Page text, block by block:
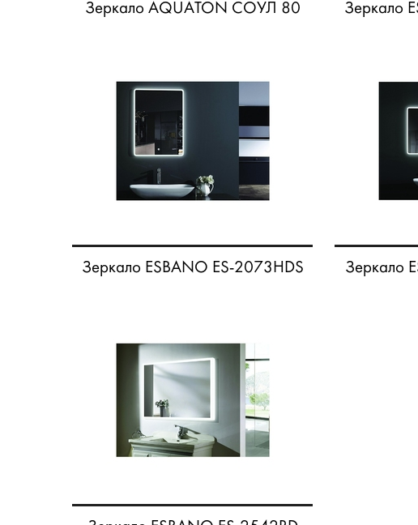
Зеркало AQUATON СОУЛ 80 Зеркало
Зеркало ESBANO ES-2073HDS Зеркало